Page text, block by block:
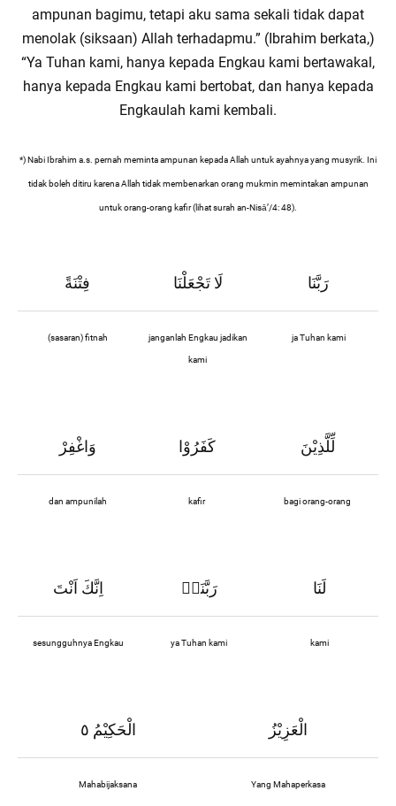
ampunan bagimu, tetapi aku sama sekali tidak dapat
menolak (siksaan) Allah terhadapmu.” (Ibrahim berkata,)
“Ya Tuhan kami, hanya kepada Engkau kami bertawakal,
hanya kepada Engkau kami bertobat, dan hanya kepada
Engkaulah kami kembali.
*) Nabi Ibrahim a.s. pernah meminta ampunan kepada Allah untuk ayahnya yang musyrik. Ini
tidak boleh ditiru karena Allah tidak membenarkan orang mukmin memintakan ampunan
untuk orang-orang kafir (lihat surah an-Nisā’/4: 48).
فِتْنَةً لَا تَجْعَلْنَا رَبَّنَا
(sasaran) fitnah janganlah Engkau jadikan
kami
ja Tuhan kami
وَاغْفِرْ كَفَرُوْا لِّلَّذِيْنَ
dan ampunilah kafir bagi orang-orang
اِنَّكَ اَنْتَ رَبَّنَاۚ لَنَا
sesungguhnya Engkau ya Tuhan kami kami
الْحَكِيْمُ ٥ الْعَزِيْزُ
Mahabijaksana Yang Mahaperkasa